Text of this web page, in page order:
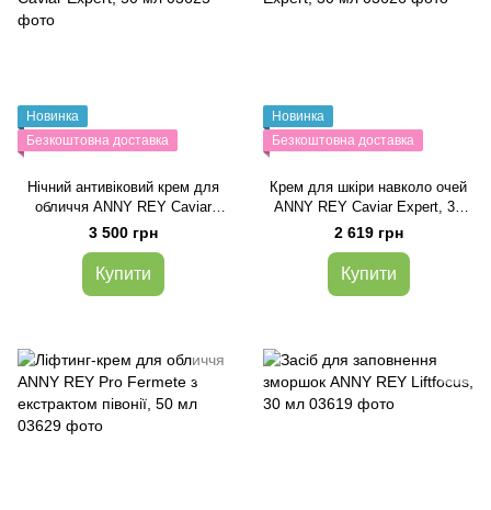
Новинка
Безкоштовна доставка
Нічний антивіковий крем для
обличчя ANNY REY Caviar
Expert, 50 мл
3 500 грн
Купити
Новинка
Безкоштовна доставка
Крем для шкіри навколо очей
ANNY REY Caviar Expert, 30
мл
2 619 грн
Купити